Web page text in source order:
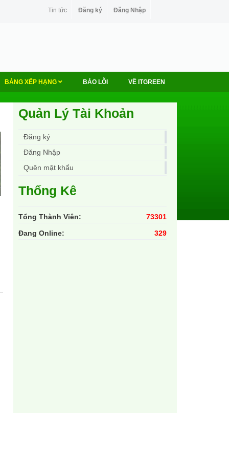
Tin tức Đăng ký Đăng Nhập
BẢNG XẾP HẠNG BÁO LỖI VỀ ITGREEN
Quản Lý Tài Khoản
Đăng ký
Đăng Nhập
Quên mật khẩu
Thống Kê
Tổng Thành Viên:
73301
Đang Online:
329